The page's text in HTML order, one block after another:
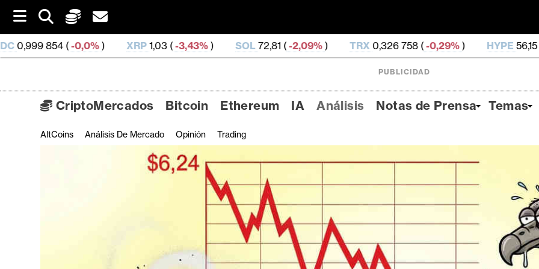
i
p
t
) XRP1,03 (-3,43%) SOL72,81 ( -2,09%) TRX0,326 758 ( -0,29%) HYPE56,15 ( -1,43%)
C
PUBLICIDAD
CriptoMercados Bitcoin Ethereum IA Análisis Notas de Prensa Temas
AltCoins Análisis De Mercado Opinión Trading